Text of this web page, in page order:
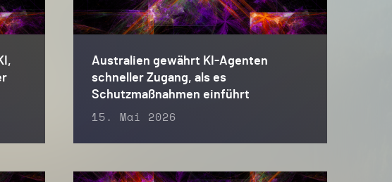
Australien gewährt KI-Agenten
schneller Zugang, als es
Schutzmaßnahmen einführt
15. Mai 2026